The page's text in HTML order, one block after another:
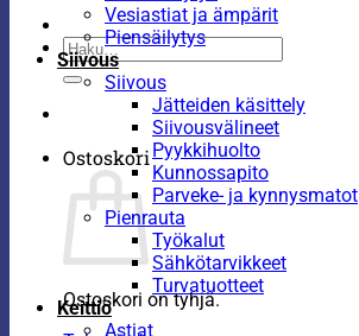
Etsi:
Ostoskori
Ostoskori on tyhjä.
Vesiastiat ja ämpärit
Piensäilytys
Siivous
Siivous
Jätteiden käsittely
Siivousvälineet
Pyykkihuolto
Kunnossapito
Parveke- ja kynnysmatot
Pienrauta
Työkalut
Sähkötarvikkeet
Turvatuotteet
Keittiö
Astiat